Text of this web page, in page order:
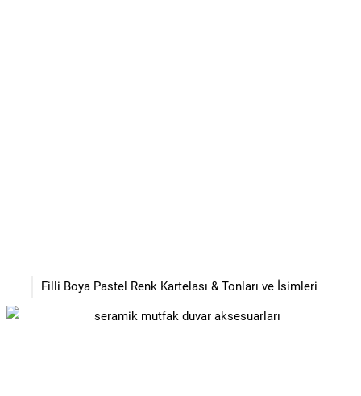
Filli Boya Pastel Renk Kartelası & Tonları ve İsimleri